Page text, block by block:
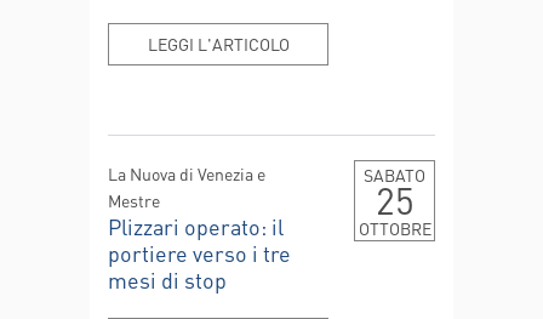
LEGGI L'ARTICOLO
La Nuova di Venezia e
Mestre
Plizzari operato: il
portiere verso i tre
mesi di stop
SABATO
25
OTTOBRE